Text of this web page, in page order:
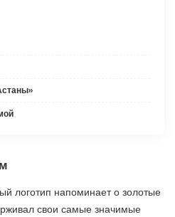
логотип напоминает о золотые
свои самые значимые